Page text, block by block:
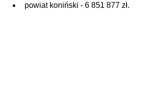
powiat koniński - 6 851 877 zł.